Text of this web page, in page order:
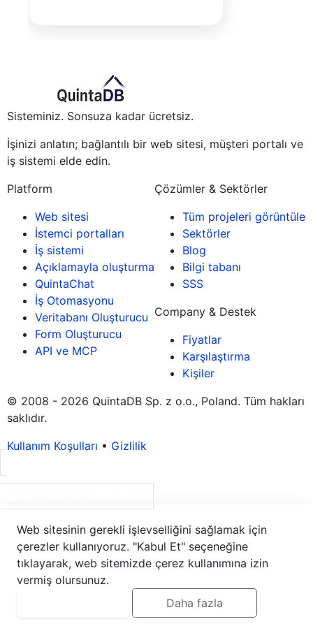
Sisteminiz. Sonsuza kadar ücretsiz.
İşinizi anlatın; bağlantılı bir web sitesi, müşteri portalı ve
iş sistemi elde edin.
Platform
Web sitesi
İstemci portalları
İş sistemi
Açıklamayla oluşturma
QuintaChat
İş Otomasyonu
Veritabanı Oluşturucu
Form Oluşturucu
API ve MCP
Çözümler & Sektörler
Tüm projeleri görüntüle
Sektörler
Blog
Bilgi tabanı
SSS
Company & Destek
Fiyatlar
Karşılaştırma
Kişiler
© 2008 - 2026 QuintaDB Sp. z o.o., Poland. Tüm hakları
saklıdır.
Kullanım Koşulları • Gizlilik
Web sitesinin gerekli işlevselliğini sağlamak için
çerezler kullanıyoruz. "Kabul Et" seçeneğine
tıklayarak, web sitemizde çerez kullanımına izin
vermiş olursunuz.
Daha fazla